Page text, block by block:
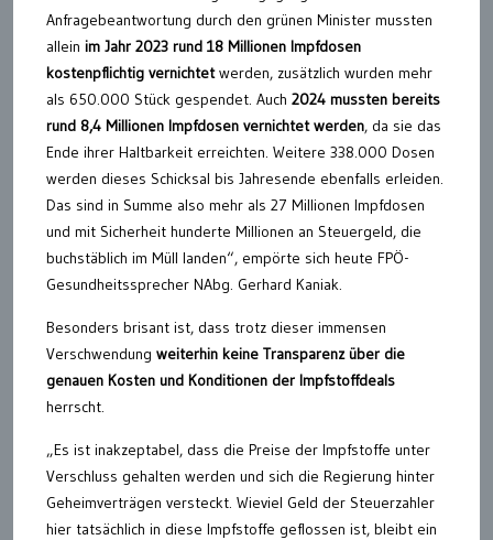
Anfragebeantwortung durch den grünen Minister mussten
allein im Jahr 2023 rund 18 Millionen Impfdosen
kostenpflichtig vernichtetwerden, zusätzlich wurden mehr
als 650.000 Stück gespendet. Auch 2024 mussten bereits
rund 8,4 Millionen Impfdosen vernichtet werden, da sie das
Ende ihrer Haltbarkeit erreichten. Weitere 338.000 Dosen
werden dieses Schicksal bis Jahresende ebenfalls erleiden.
Das sind in Summe also mehr als 27 Millionen Impfdosen
und mit Sicherheit hunderte Millionen an Steuergeld, die
buchstäblich im Müll landen“, empörte sich heute FPÖ-
Gesundheitssprecher NAbg. Gerhard Kaniak.
Besonders brisant ist, dass trotz dieser immensen
Verschwendung weiterhin keine Transparenz über die
genauen Kosten und Konditionen der Impfstoffdeals
herrscht.
„Es ist inakzeptabel, dass die Preise der Impfstoffe unter
Verschluss gehalten werden und sich die Regierung hinter
Geheimverträgen versteckt. Wieviel Geld der Steuerzahler
hier tatsächlich in diese Impfstoffe geflossen ist, bleibt ein